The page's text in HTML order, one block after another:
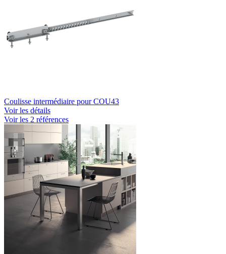
Coulisse intermédiaire pour COU43
Voir les détails
Voir les 2 références